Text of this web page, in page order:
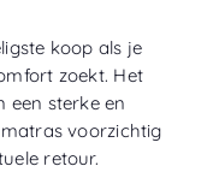
koop als je
zoekt. Het
een sterke en
voorzichtig
retour.